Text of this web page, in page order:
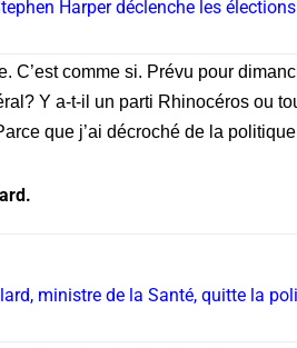
Harper déclenche les
C’est comme si. Prévu pour
Y a-t-il un parti Rhinocéros ou
que j’ai décroché de la
ministre de la Santé, quitte la